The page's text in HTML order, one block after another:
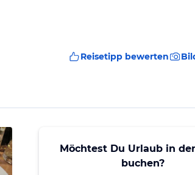
Reisetipp bewerten
Möchtest Du Urlaub in
buchen?